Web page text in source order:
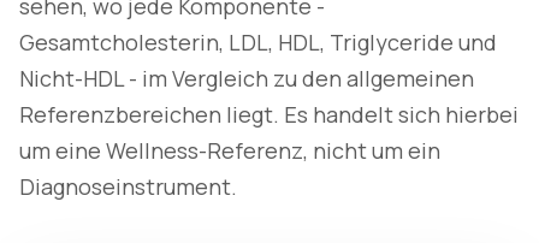
sehen, wo jede Komponente -
Gesamtcholesterin, LDL, HDL, Triglyceride und
Nicht-HDL - im Vergleich zu den allgemeinen
Referenzbereichen liegt. Es handelt sich hierbei
um eine Wellness-Referenz, nicht um ein
Diagnoseinstrument.